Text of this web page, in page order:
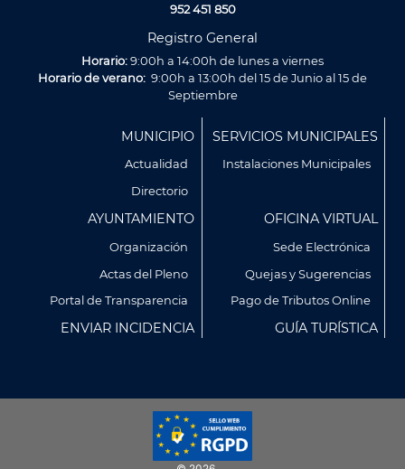
Utilizamos cookies propias y de terceros para analizar
nuestros servicios y mostrarte publicidad relacionada con
tus preferencias en base a un perfil elaborado a partir de tus
952 451 850
Registro General
Horario:9:00h a 14:00h de lunes a viernes
Horario de verano: 9:00h a 13:00h del 15 de Junio al 15 de
Septiembre
MUNICIPIO
Actualidad
Directorio
SERVICIOS MUNICIPALES
Instalaciones Municipales
AYUNTAMIENTO
Organización
Actas del Pleno
Portal de Transparencia
OFICINA VIRTUAL
Sede Electrónica
Quejas y Sugerencias
Pago de Tributos Online
ENVIAR INCIDENCIA GUÍA TURÍSTICA